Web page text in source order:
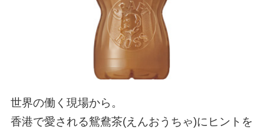
世界の働く現場から。
香港で愛される鴛鴦茶(えんおうちゃ)にヒントを